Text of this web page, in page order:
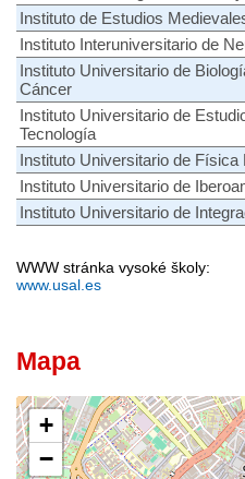
Instituto de Estudios
Instituto Interuniversitario de
Instituto Universitario de
Cáncer
Instituto Universitario de
Tecnología
Instituto Universitario de
Instituto Universitario de
Instituto Universitario de
WWW stránka vysoké školy:
www.usal.es
Mapa
+
−